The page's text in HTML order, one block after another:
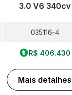
3.0 V6 340cv
035116-4
R$ 406.430
Mais detalhes